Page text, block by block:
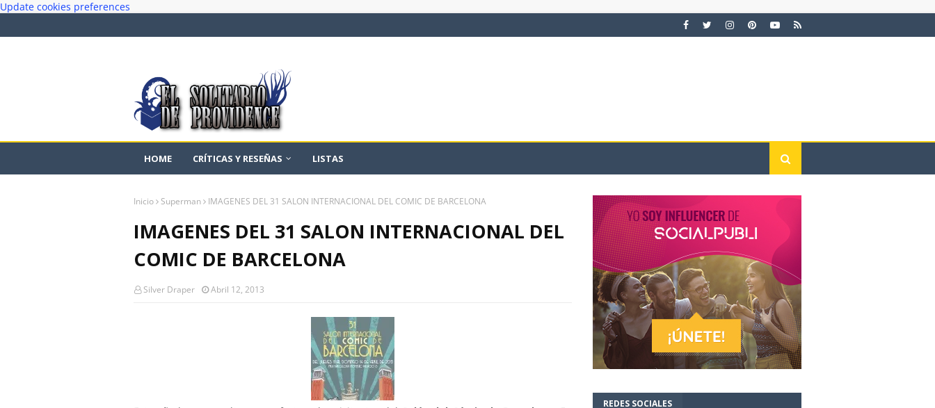
Update cookies preferences
HOME CRÍTICAS Y RESEÑAS LISTAS
Inicio Superman IMAGENES DEL 31 SALON INTERNACIONAL DEL COMIC DE BARCELONA
IMAGENES DEL 31 SALON INTERNACIONAL DEL
COMIC DE BARCELONA
Silver Draper Abril 12, 2013
REDES SOCIALES